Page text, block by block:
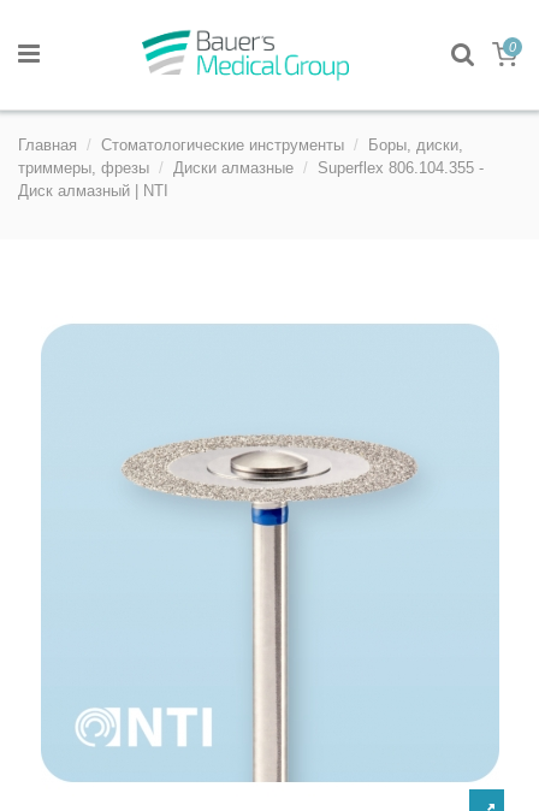
0
Главная Стоматологические инструменты
Боры, диски,
триммеры, фрезы
Диски алмазные
Superflex 806.104.355 -
Диск алмазный | NTI